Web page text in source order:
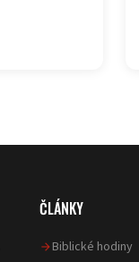
ČLÁNKY
Biblické hodiny